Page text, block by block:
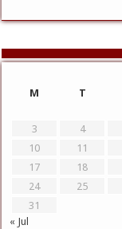
M
T
3
4
10
11
17
18
24
25
31
« Jul